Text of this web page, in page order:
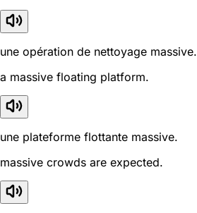
une opération de nettoyage massive.
a massive floating platform.
une plateforme flottante massive.
massive crowds are expected.